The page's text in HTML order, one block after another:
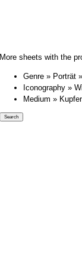
More sheets with the
Genre » Porträt
Iconography »
Medium »